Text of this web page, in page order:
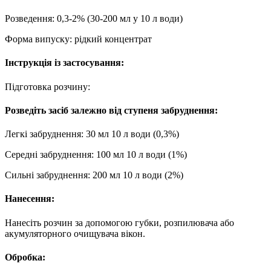
Розведення: 0,3-2% (30-200 мл у 10 л води)
Форма випуску: рідкий концентрат
Інструкція із застосування:
Підготовка розчину:
Розведіть засіб залежно від ступеня забруднення:
Легкі забруднення: 30 мл 10 л води (0,3%)
Середні забруднення: 100 мл 10 л води (1%)
Сильні забруднення: 200 мл 10 л води (2%)
Нанесення:
Нанесіть розчин за допомогою губки, розпилювача або
акумуляторного очищувача вікон.
Обробка: